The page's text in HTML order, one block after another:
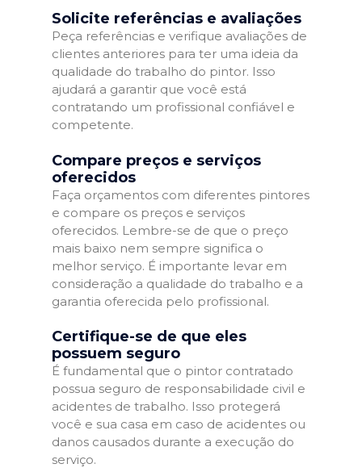
Solicite referências e avaliações
Peça referências e verifique avaliações de
clientes anteriores para ter uma ideia da
qualidade do trabalho do pintor. Isso
ajudará a garantir que você está
contratando um profissional confiável e
competente.
Compare preços e serviços
oferecidos
Faça orçamentos com diferentes pintores
e compare os preços e serviços
oferecidos. Lembre-se de que o preço
mais baixo nem sempre significa o
melhor serviço. É importante levar em
consideração a qualidade do trabalho e a
garantia oferecida pelo profissional.
Certifique-se de que eles
possuem seguro
É fundamental que o pintor contratado
possua seguro de responsabilidade civil e
acidentes de trabalho. Isso protegerá
você e sua casa em caso de acidentes ou
danos causados durante a execução do
serviço.